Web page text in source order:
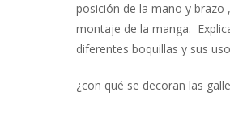
posición de la mano y brazo
montaje de la manga.
diferentes boquillas y sus
¿con qué se decoran las